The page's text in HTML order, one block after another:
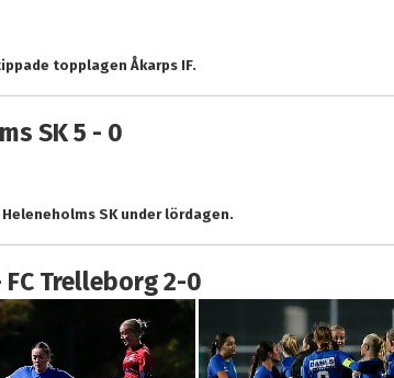
topplagen Åkarps IF.
SK 5 - 0
SK under lördagen.
Trelleborg 2-0